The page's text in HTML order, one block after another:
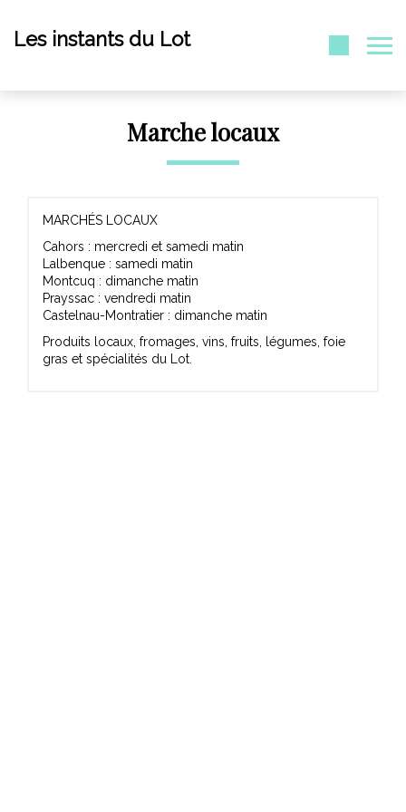
Les instants du Lot
Marche locaux
MARCHÉS LOCAUX
Cahors : mercredi et samedi matin
Lalbenque : samedi matin
Montcuq : dimanche matin
Prayssac : vendredi matin
Castelnau-Montratier : dimanche matin
Produits locaux, fromages, vins, fruits, légumes, foie
gras et spécialités du Lot.